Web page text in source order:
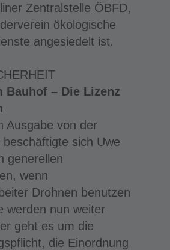
Zentralstelle ÖBFD,
ökologische
angesiedelt ist.
Bauhof – Die Lizenz
Ausgabe von der
beschäftigte sich Uwe
generellen
wenn
Drohnen benutzen
werden nun weiter
geht es um die
die Einordnung